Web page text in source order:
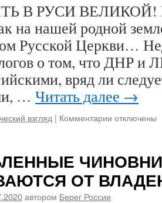
С
РУССКИМ
НАРОДОМ.
Необходим
не
а
церковно-
Собор…
В РУСИ ВЕЛИКОЙ!
на нашей родной
Русской Церкви…
о том, что ДНР и
вряд ли
… Читать далее →
взгляд | Комментарии к
В
РУСИ
ВЕЛИКОЙ!
отключены
ОТ
автором Берег России